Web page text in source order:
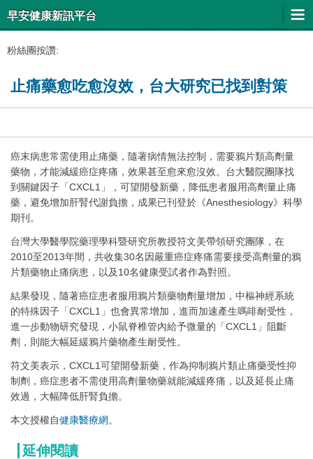
早安健康新訊平台
粉絲團按讚:
止痛藥愈吃愈沒效，台大研究已找到對策
癌末病患常需使用止痛藥，隨著病情無法控制，需要鴉片類高劑量
藥物，才能減緩癌症疼痛，效果甚至愈來愈沒效。台大醫院團隊找
到關鍵因子「CXCL1」，可望開發新藥，降低患者服用高劑量止痛
藥，避免增加肝腎代謝負擔，成果已刊登於《Anesthesiology》科學
期刊。
台灣大學醫學院藥理學科暨研究所教授符文美帶領研究團隊，在
2010至2013年間，共收集30名因嚴重癌症疼痛需要接受高劑量的鴉
片類藥物止痛病患，以及10名健康受試者作為對照。
結果發現，隨著癌症患者服用鴉片類藥物劑量增加，中樞神經系統
的特殊因子「CXCL1」也會異常增加，進而加速產生嗎啡耐受性，
進一步動物研究發現，小鼠脊椎管內給予微量的「CXCL1」阻斷
劑，則能大幅延緩鴉片藥物產生耐受性。
符文美表示，CXCL1可望開發新藥，作為抑制鴉片類止痛藥受性抑
制劑，癌症患者不需使用高劑量物藥就能減緩疼痛，以及延長止痛
效過，大幅降低肝腎負擔。
本文授權自健康醫療網。
延伸閱讀